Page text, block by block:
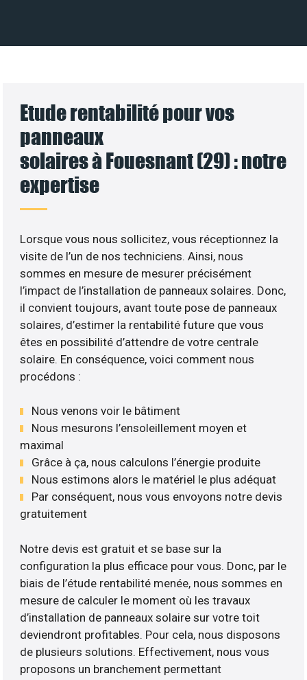
Etude rentabilité pour vos
panneaux
solaires à Fouesnant (29) : notre
expertise
Lorsque vous nous sollicitez, vous réceptionnez la
visite de l’un de nos techniciens. Ainsi, nous
sommes en mesure de mesurer précisément
l’impact de l’installation de panneaux solaires. Donc,
il convient toujours, avant toute pose de panneaux
solaires, d’estimer la rentabilité future que vous
êtes en possibilité d’attendre de votre centrale
solaire. En conséquence, voici comment nous
procédons :
Nous venons voir le bâtiment
Nous mesurons l’ensoleillement moyen et
maximal
Grâce à ça, nous calculons l’énergie produite
Nous estimons alors le matériel le plus adéquat
Par conséquent, nous vous envoyons notre devis
gratuitement
Notre devis est gratuit et se base sur la
configuration la plus efficace pour vous. Donc, par le
biais de l’étude rentabilité menée, nous sommes en
mesure de calculer le moment où les travaux
d’installation de panneaux solaire sur votre toit
deviendront profitables. Pour cela, nous disposons
de plusieurs solutions. Effectivement, nous vous
proposons un branchement permettant